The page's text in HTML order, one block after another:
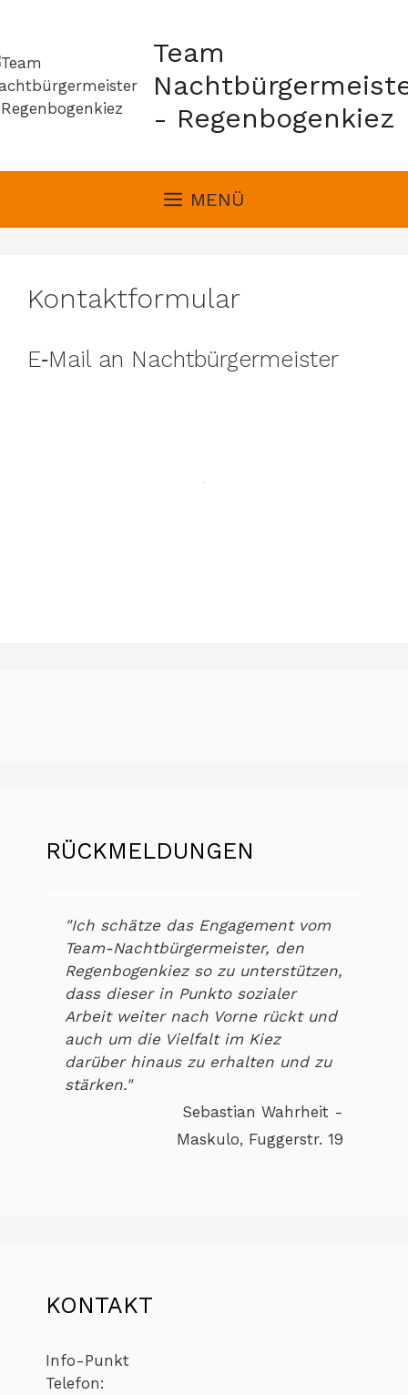
springen
Team
- Regenbogenkiez
MENÜ
Kontaktformular
E‑Mail an Nachtbürgermeister
RÜCKMELDUNGEN
"Ich schätze das Engagement vom
Team-Nachtbürgermeister, den
Regenbogenkiez so zu unterstützen,
dass dieser in Punkto sozialer
Arbeit weiter nach Vorne rückt und
auch um die Vielfalt im Kiez
darüber hinaus zu erhalten und zu
stärken."
Sebastian Wahrheit -
Maskulo, Fuggerstr. 19
KONTAKT
Info-Punkt
Telefon: